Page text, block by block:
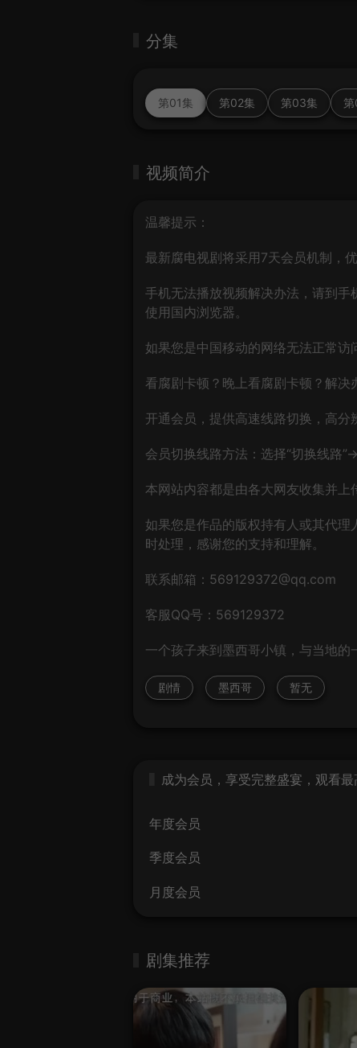
分集
第01集 第02集 第03集
视频简介
温馨提示：
最新腐电视剧将采用7天会员机制，
手机无法播放视频解决办法，请到
使用国内浏览器。
如果您是中国移动的网络无法正常访
看腐剧卡顿？晚上看腐剧卡顿？解决
开通会员，提供高速线路切换，高分
会员切换线路方法：选择“切换线路
本网站内容都是由各大网友收集并上
如果您是作品的版权持有人或其代
时处理，感谢您的支持和理解。
联系邮箱：569129372@qq.com
客服QQ号：569129372
一个孩子来到墨西哥小镇，与当地的
剧情 墨西哥 暂无
成为会员，享受完整盛宴，观看
年度会员
季度会员
月度会员
剧集推荐